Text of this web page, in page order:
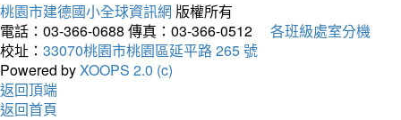
桃園市建德國小全球資訊網 版權所有
電話：03-366-0688 傳真：03-366-0512
各班級處室分機
校址： 33070桃園市桃園區延平路 265 號
Powered byXOOPS 2.0 (c)
返回頂端
返回首頁